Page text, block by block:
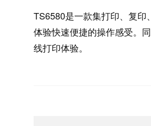
TS6580是一款集打印、复
体验快速便捷的操作感受。
线打印体验。